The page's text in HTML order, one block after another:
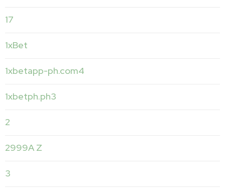
17
1xBet
1xbetapp-ph.com4
1xbetph.ph3
2
2999A Z
3